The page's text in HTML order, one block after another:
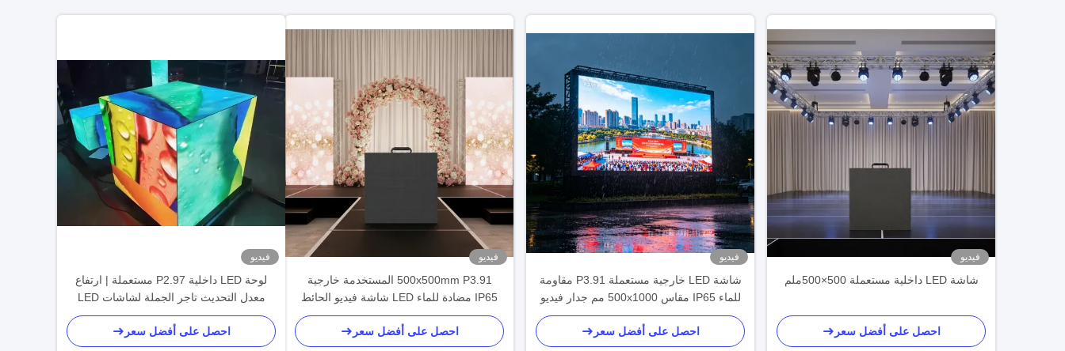
فيديو
شاشة LED داخلية مستعملة 500×500ملم
احصل على أفضل سعر
فيديو
شاشة LED خارجية مستعملة P3.91 مقاومة
للماء IP65 مقاس 500x1000 مم جدار فيديو
LED للإيجار للمناسبات
احصل على أفضل سعر
فيديو
500x500mm P3.91 المستخدمة خارجية
IP65 مضادة للماء LED شاشة فيديو الحائط
للأحداث والإعلانات
احصل على أفضل سعر
فيديو
لوحة LED داخلية P2.97 مستعملة | ارتفاع
معدل التحديث تاجر الجملة لشاشات LED
الداخلية
احصل على أفضل سعر